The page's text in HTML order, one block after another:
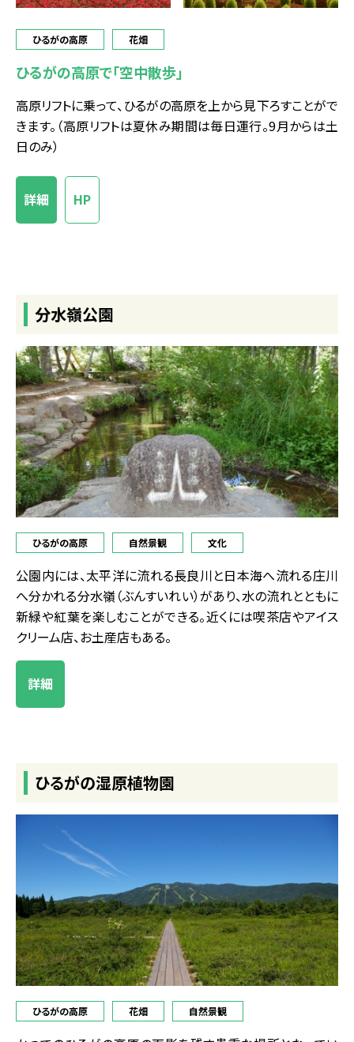
ひるがの高原 花畑
ひるがの高原で「空中散歩」
高原リフトに乗って、ひるがの高原を上から見下ろすことがで
きます。（高原リフトは夏休み期間は毎日運行。9月からは土
日のみ）
詳細 HP
分水嶺公園
ひるがの高原 自然景観 文化
公園内には、太平洋に流れる長良川と日本海へ流れる庄川
へ分かれる分水嶺（ぶんすいれい）があり、水の流れとともに
新緑や紅葉を楽しむことができる。近くには喫茶店やアイス
クリーム店、お土産店もある。
詳細
ひるがの湿原植物園
ひるがの高原 花畑 自然景観